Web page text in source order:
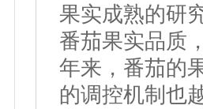
果实成熟的研
番茄果实品质
年来，番茄的
的调控机制也